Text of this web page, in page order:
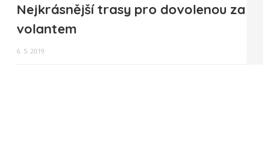
Nejkrásnější trasy pro dovolenou za
volantem
6. 5. 2019